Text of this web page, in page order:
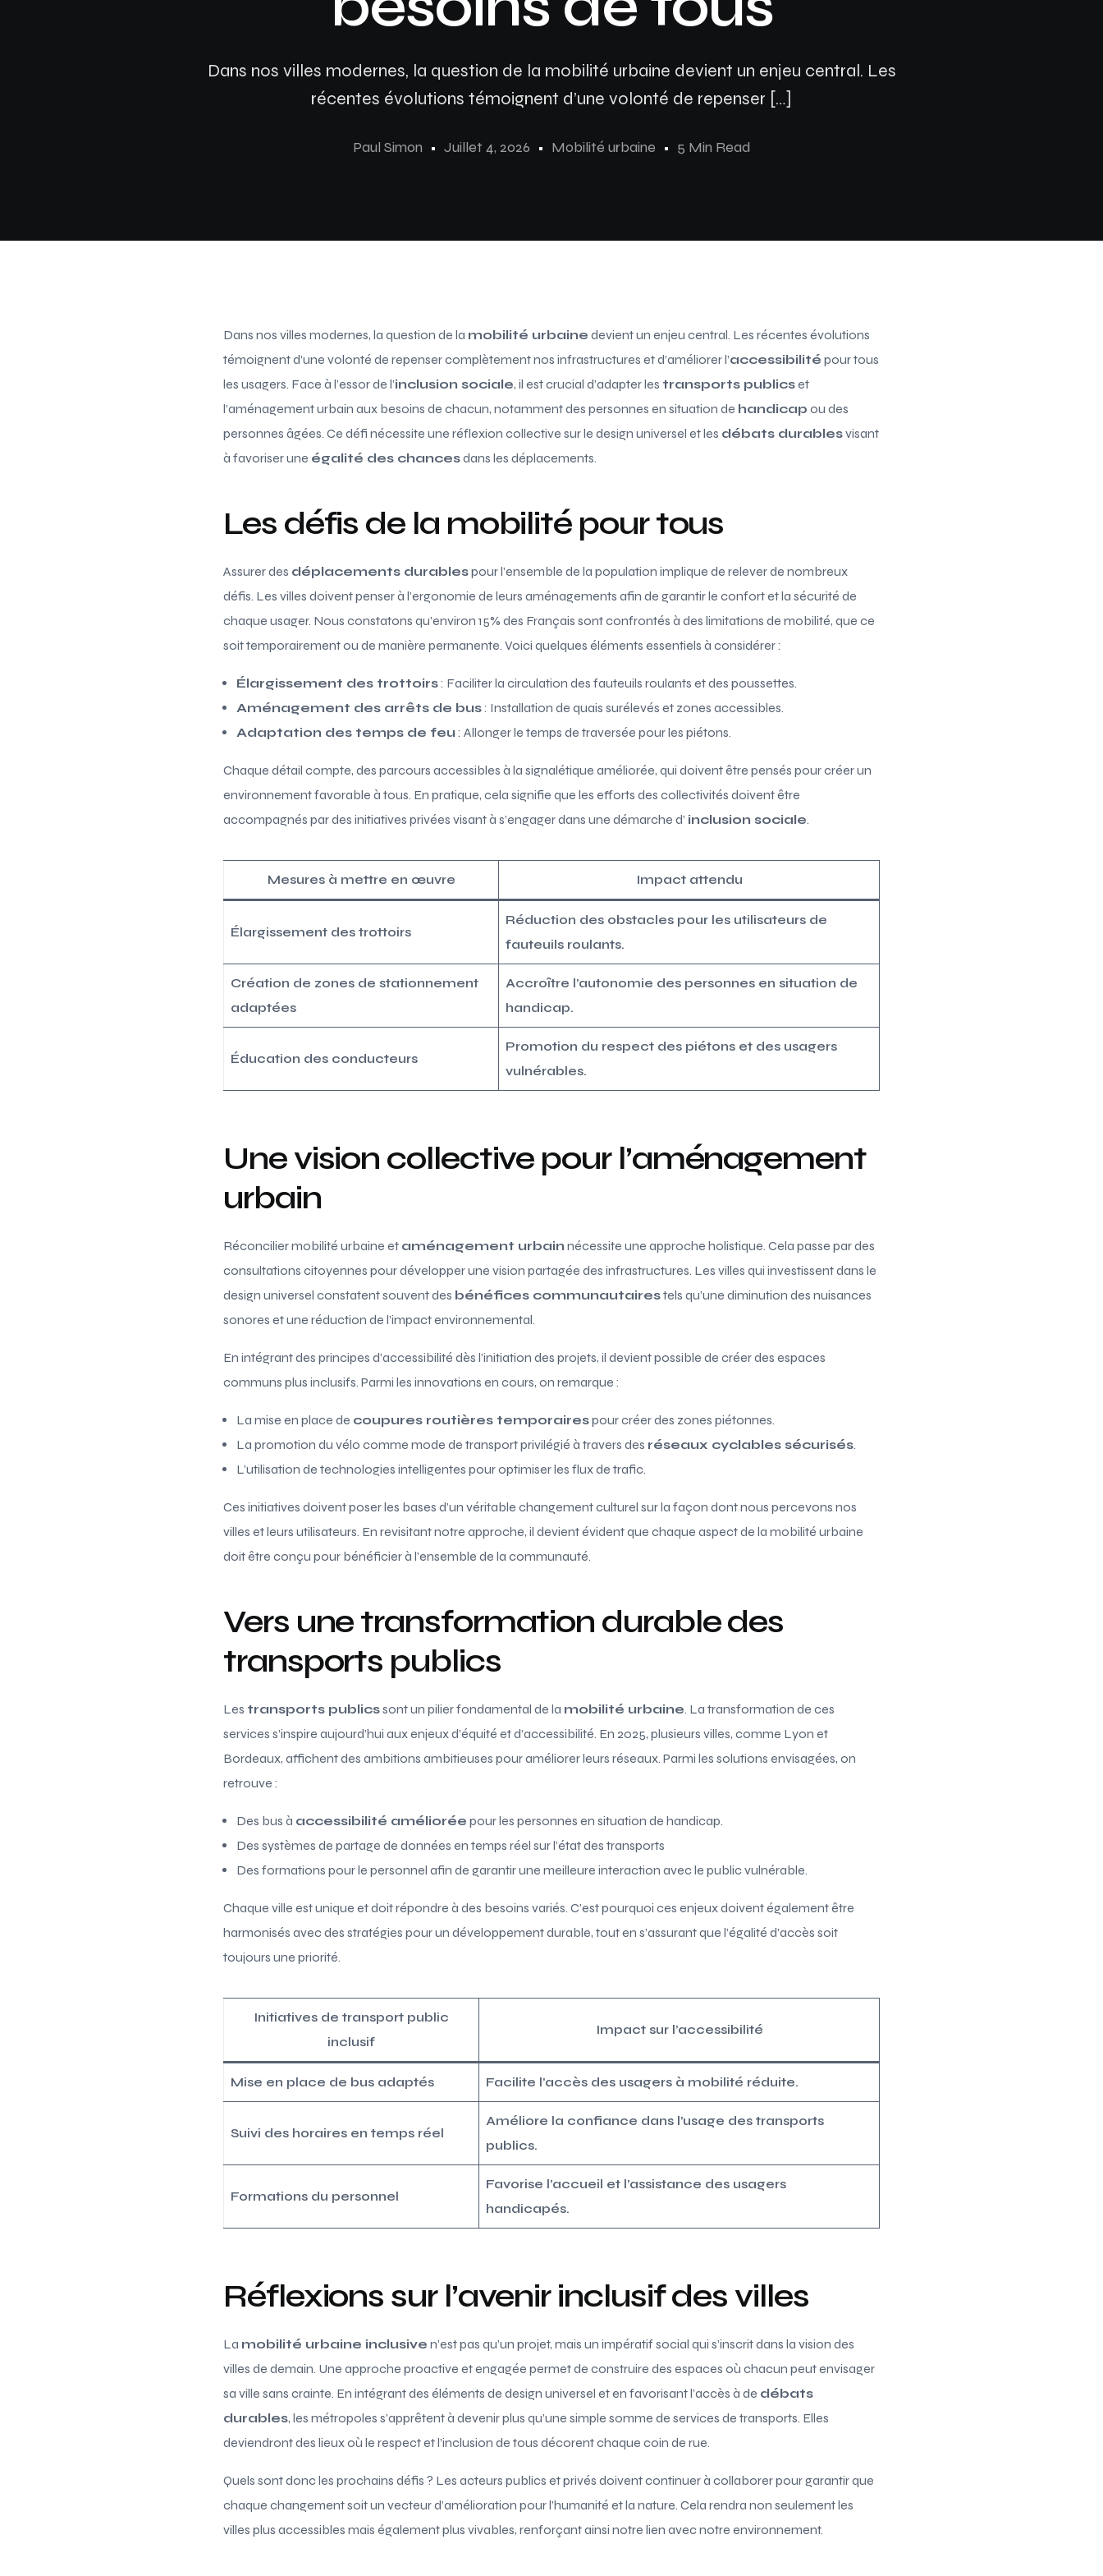
Assurance auto Marseille
Dans nos villes modernes, la question de la mobilité urbaine devient un enjeu central. Les
récentes évolutions témoignent d’une volonté de repenser […]
Paul Simon Juillet 4, 2026 Mobilité urbaine 5 Min Read
Dans nos villes modernes, la question de la mobilité urbaine devient un enjeu central. Les récentes évolutions
témoignent d’une volonté de repenser complètement nos infrastructures et d’améliorer l’accessibilité pour tous
les usagers. Face à l’essor de l’inclusion sociale, il est crucial d’adapter les transports publicset
l’aménagement urbain aux besoins de chacun, notamment des personnes en situation de handicap ou des
personnes âgées. Ce défi nécessite une réflexion collective sur le design universel et les débats durablesvisant
à favoriser une égalité des chancesdans les déplacements.
Les défis de la mobilité pour tous
Assurer des déplacements durablespour l’ensemble de la population implique de relever de nombreux
défis. Les villes doivent penser à l’ergonomie de leurs aménagements afin de garantir le confort et la sécurité de
chaque usager. Nous constatons qu’environ 15% des Français sont confrontés à des limitations de mobilité, que ce
soit temporairement ou de manière permanente. Voici quelques éléments essentiels à considérer :
Élargissement des trottoirs: Faciliter la circulation des fauteuils roulants et des poussettes.
Aménagement des arrêts de bus: Installation de quais surélevés et zones accessibles.
Adaptation des temps de feu : Allonger le temps de traversée pour les piétons.
Chaque détail compte, des parcours accessibles à la signalétique améliorée, qui doivent être pensés pour créer un
environnement favorable à tous. En pratique, cela signifie que les efforts des collectivités doivent être
accompagnés par des initiatives privées visant à s’engager dans une démarche d’ inclusion sociale.
Mesures à mettre en œuvre Impact attendu
Élargissement des trottoirs
Réduction des obstacles pour les utilisateurs de
fauteuils roulants.
Création de zones de stationnement
adaptées
Accroître l’autonomie des personnes en situation de
handicap.
Éducation des conducteurs
Promotion du respect des piétons et des usagers
vulnérables.
Une vision collective pour l’aménagement
urbain
Réconcilier mobilité urbaine et aménagement urbain nécessite une approche holistique. Cela passe par des
consultations citoyennes pour développer une vision partagée des infrastructures. Les villes qui investissent dans le
design universel constatent souvent des bénéfices communautairestels qu’une diminution des nuisances
sonores et une réduction de l’impact environnemental.
En intégrant des principes d’accessibilité dès l’initiation des projets, il devient possible de créer des espaces
communs plus inclusifs. Parmi les innovations en cours, on remarque :
La mise en place de coupures routières temporairespour créer des zones piétonnes.
La promotion du vélo comme mode de transport privilégié à travers des réseaux cyclables sécurisés.
L’utilisation de technologies intelligentes pour optimiser les flux de trafic.
Ces initiatives doivent poser les bases d’un véritable changement culturel sur la façon dont nous percevons nos
villes et leurs utilisateurs. En revisitant notre approche, il devient évident que chaque aspect de la mobilité urbaine
doit être conçu pour bénéficier à l’ensemble de la communauté.
Vers une transformation durable des
transports publics
Les transports publicssont un pilier fondamental de la mobilité urbaine. La transformation de ces
services s’inspire aujourd’hui aux enjeux d’équité et d’accessibilité. En 2025, plusieurs villes, comme Lyon et
Bordeaux, affichent des ambitions ambitieuses pour améliorer leurs réseaux. Parmi les solutions envisagées, on
retrouve :
Des bus à accessibilité améliorée pour les personnes en situation de handicap.
Des systèmes de partage de données en temps réel sur l’état des transports
Des formations pour le personnel afin de garantir une meilleure interaction avec le public vulnérable.
Chaque ville est unique et doit répondre à des besoins variés. C’est pourquoi ces enjeux doivent également être
harmonisés avec des stratégies pour un développement durable, tout en s’assurant que l’égalité d’accès soit
toujours une priorité.
Initiatives de transport public
inclusif
Impact sur l’accessibilité
Mise en place de bus adaptés Facilite l’accès des usagers à mobilité réduite.
Suivi des horaires en temps réel
Améliore la confiance dans l’usage des transports
publics.
Formations du personnel
Favorise l’accueil et l’assistance des usagers
handicapés.
Réflexions sur l’avenir inclusif des villes
La mobilité urbaine inclusive n’est pas qu’un projet, mais un impératif social qui s’inscrit dans la vision des
villes de demain. Une approche proactive et engagée permet de construire des espaces où chacun peut envisager
sa ville sans crainte. En intégrant des éléments de design universel et en favorisant l’accès à de débats
durables, les métropoles s’apprêtent à devenir plus qu’une simple somme de services de transports. Elles
deviendront des lieux où le respect et l’inclusion de tous décorent chaque coin de rue.
Quels sont donc les prochains défis ? Les acteurs publics et privés doivent continuer à collaborer pour garantir que
chaque changement soit un vecteur d’amélioration pour l’humanité et la nature. Cela rendra non seulement les
villes plus accessibles mais également plus vivables, renforçant ainsi notre lien avec notre environnement.